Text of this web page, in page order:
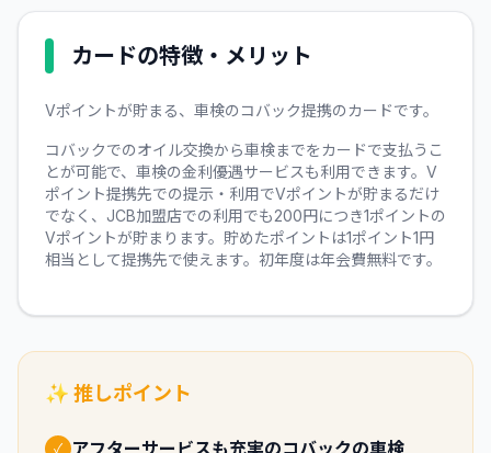
カードの特徴・メリット
Vポイントが貯まる、車検のコバック提携のカードです。
コバックでのオイル交換から車検までをカードで支払うこ
とが可能で、車検の金利優遇サービスも利用できます。V
ポイント提携先での提示・利用でVポイントが貯まるだけ
でなく、JCB加盟店での利用でも200円につき1ポイントの
Vポイントが貯まります。貯めたポイントは1ポイント1円
相当として提携先で使えます。初年度は年会費無料です。
✨ 推しポイント
✓ アフターサービスも充実のコバックの車検